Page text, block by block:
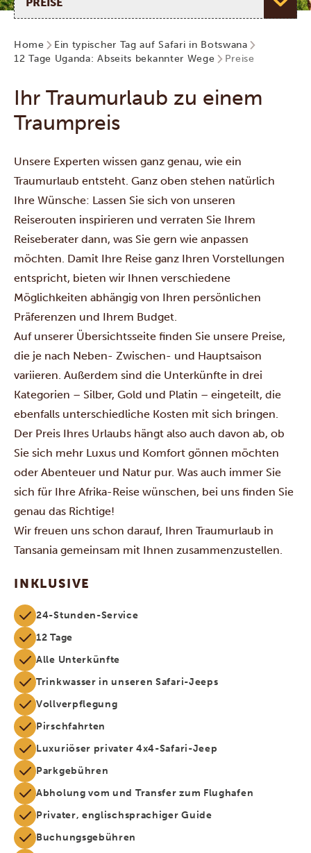
Home
Ein typischer Tag auf Safari in Botswana
12 Tage Uganda: Abseits bekannter Wege
Preise
Ihr Traumurlaub zu einem
Traumpreis
Unsere Experten wissen ganz genau, wie ein
Traumurlaub entsteht. Ganz oben stehen natürlich
Ihre Wünsche: Lassen Sie sich von unseren
Reiserouten inspirieren und verraten Sie Ihrem
Reiseberater dann, was Sie gern wie anpassen
möchten. Damit Ihre Reise ganz Ihren Vorstellungen
entspricht, bieten wir Ihnen verschiedene
Möglichkeiten abhängig von Ihren persönlichen
Präferenzen und Ihrem Budget.
Auf unserer Übersichtsseite finden Sie unsere Preise,
die je nach Neben- Zwischen- und Hauptsaison
variieren. Außerdem sind die Unterkünfte in drei
Kategorien – Silber, Gold und Platin – eingeteilt, die
ebenfalls unterschiedliche Kosten mit sich bringen.
Der Preis Ihres Urlaubs hängt also auch davon ab, ob
Sie sich mehr Luxus und Komfort gönnen möchten
oder Abenteuer und Natur pur. Was auch immer Sie
sich für Ihre Afrika-Reise wünschen, bei uns finden Sie
genau das Richtige!
Wir freuen uns schon darauf, Ihren Traumurlaub in
Tansania gemeinsam mit Ihnen zusammenzustellen.
INKLUSIVE
24-Stunden-Service
12 Tage
Alle Unterkünfte
Trinkwasser in unseren Safari-Jeeps
Vollverpflegung
Pirschfahrten
Luxuriöser privater 4x4-Safari-Jeep
Parkgebühren
Abholung vom und Transfer zum Flughafen
Privater, englischsprachiger Guide
Buchungsgebühren